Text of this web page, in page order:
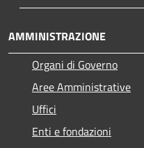
AMMINISTRAZIONE
Organi di Governo
Aree Amministrative
Uffici
Enti e fondazioni